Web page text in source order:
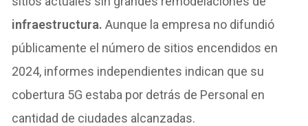
infraestructura. Aunque la empresa no difundió
públicamente el número de sitios encendidos en
2024, informes independientes indican que su
cobertura 5G estaba por detrás de Personal en
cantidad de ciudades alcanzadas.